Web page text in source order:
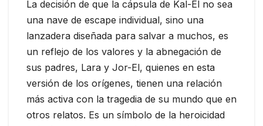
La decisión de que la cápsula de Kal-El no sea
una nave de escape individual, sino una
lanzadera diseñada para salvar a muchos, es
un reflejo de los valores y la abnegación de
sus padres, Lara y Jor-El, quienes en esta
versión de los orígenes, tienen una relación
más activa con la tragedia de su mundo que en
otros relatos. Es un símbolo de la heroicidad